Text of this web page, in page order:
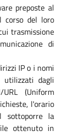
preposte al
corso del loro
trasmissione
di
IP o i nomi
dagli
(Uniform
l'orario
sottoporre la
ottenuto in